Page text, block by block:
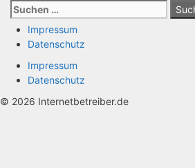
Suchen
nach:
Impressum
Datenschutz
Impressum
Datenschutz
© 2026 Internetbetreiber.de